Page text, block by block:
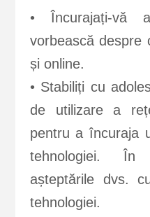
• Încurajați-vă
vorbească despre
și online.
• Stabiliți cu
de utilizare a
pentru a încuraja
tehnologiei. În
așteptările dvs.
tehnologiei.